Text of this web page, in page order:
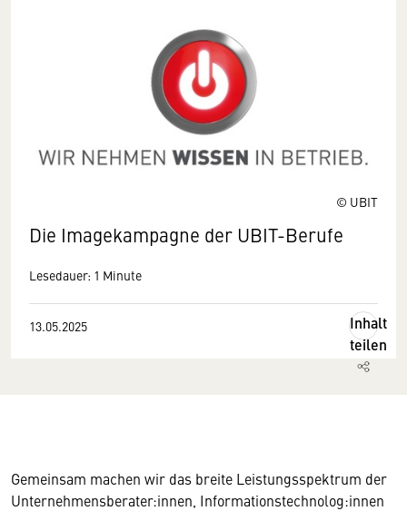
© UBIT
Die Imagekampagne der UBIT-Berufe
Lesedauer: 1 Minute
13.05.2025
Inhalt
teilen
Gemeinsam machen wir das breite Leistungsspektrum der
Unternehmensberater:innen, Informationstechnolog:innen